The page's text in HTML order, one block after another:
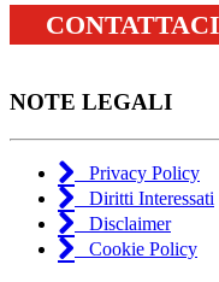
CONTATTACI
NOTE LEGALI
Privacy Policy
Diritti Interessati
Disclaimer
Cookie Policy